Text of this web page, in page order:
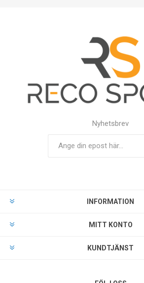
Nyhetsbrev
INFORMATION
MITT KONTO
KUNDTJÄNST